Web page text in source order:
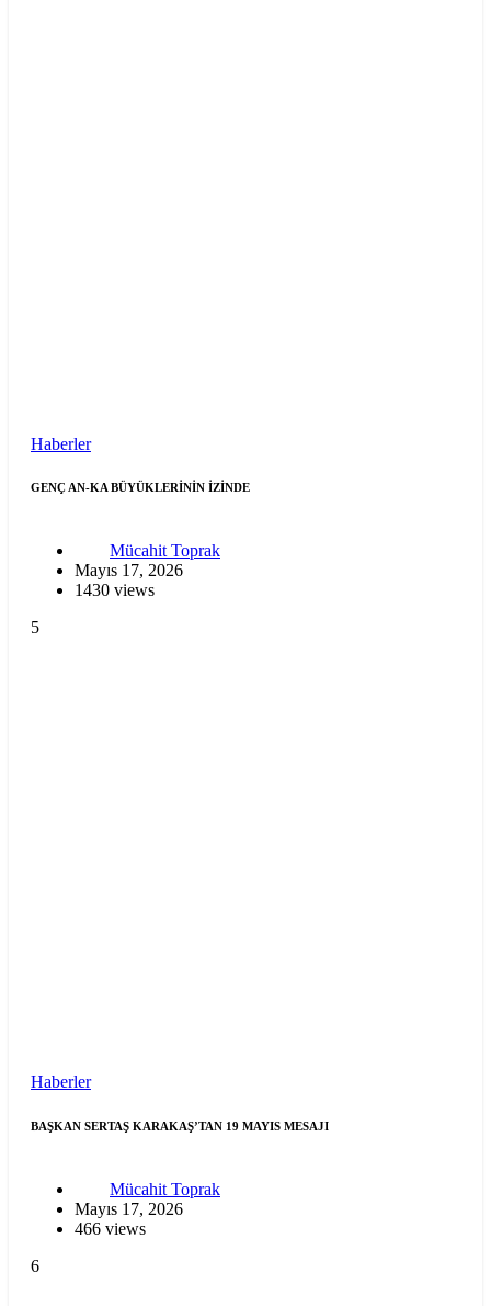
Haberler
GENÇ AN-KA BÜYÜKLERİNİN İZİNDE
Mücahit Toprak
Mayıs 17, 2026
1430 views
5
Haberler
BAŞKAN SERTAŞ KARAKAŞ’TAN 19 MAYIS MESAJI
Mücahit Toprak
Mayıs 17, 2026
466 views
6